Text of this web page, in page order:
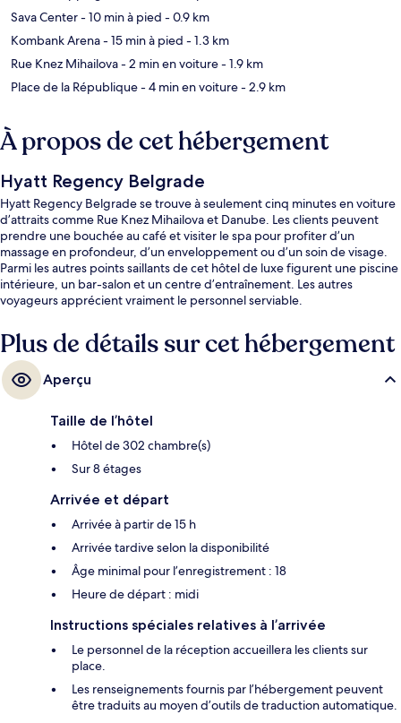
Sava Center- 10 min à pied - 0.9 km
Kombank Arena- 15 min à pied - 1.3 km
Rue Knez Mihailova- 2 min en voiture- 1.9 km
Place de la République- 4 min en voiture- 2.9 km
À propos de cet hébergement
Hyatt Regency Belgrade
Hyatt Regency Belgrade se trouve à seulement cinq minutes en voiture
d’attraits comme Rue Knez Mihailova et Danube. Les clients peuvent
prendre une bouchée au café et visiter le spa pour profiter d’un
massage en profondeur, d’un enveloppement ou d’un soin de visage.
Parmi les autres points saillants de cet hôtel de luxe figurent une piscine
intérieure, un bar-salon et un centre d’entraînement. Les autres
voyageurs apprécient vraiment le personnel serviable.
Plus de détails sur cet hébergement
Aperçu
Taille de l’hôtel
Hôtel de 302 chambre(s)
Sur 8 étages
Arrivée et départ
Arrivée à partir de 15 h
Arrivée tardive selon la disponibilité
Âge minimal pour l’enregistrement : 18
Heure de départ : midi
Instructions spéciales relatives à l’arrivée
Le personnel de la réception accueillera les clients sur
place.
Les renseignements fournis par l’hébergement peuvent
être traduits au moyen d’outils de traduction automatique.